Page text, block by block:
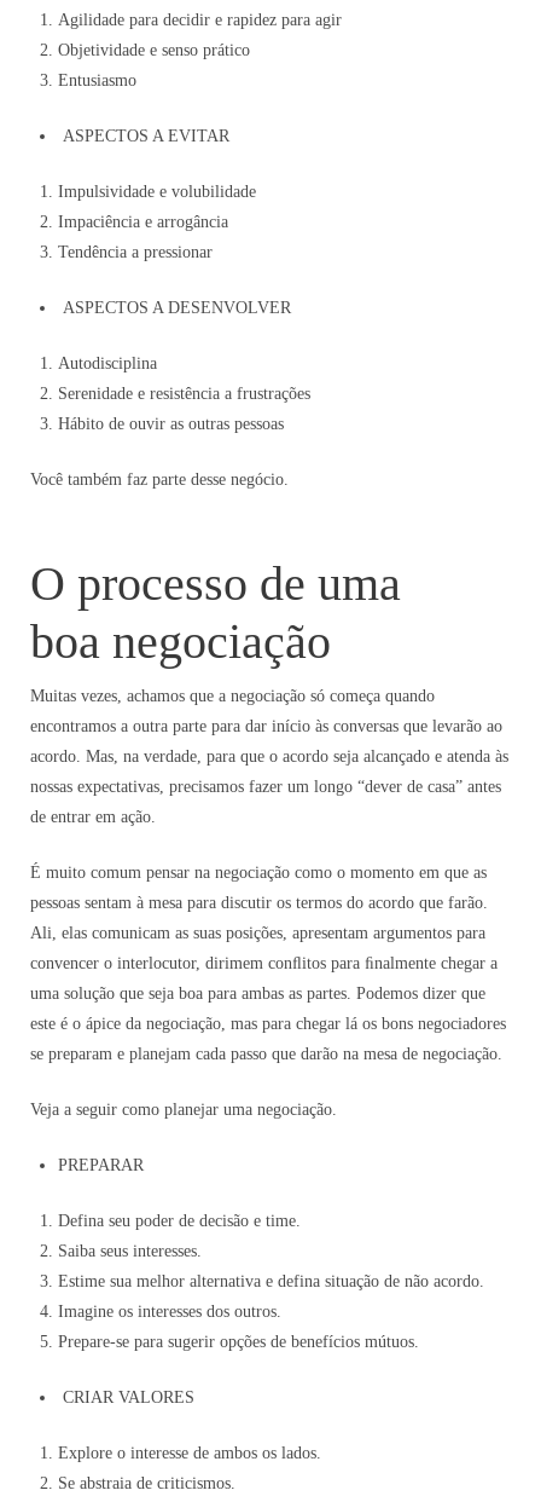
Agilidade para decidir e rapidez para agir
Objetividade e senso prático
Entusiasmo
ASPECTOS A EVITAR
Impulsividade e volubilidade
Impaciência e arrogância
Tendência a pressionar
ASPECTOS A DESENVOLVER
Autodisciplina
Serenidade e resistência a frustrações
Hábito de ouvir as outras pessoas
Você também faz parte desse negócio.
O processo de uma
boa negociação
Muitas vezes, achamos que a negociação só começa quando
encontramos a outra parte para dar início às conversas que levarão ao
acordo. Mas, na verdade, para que o acordo seja alcançado e atenda às
nossas expectativas, precisamos fazer um longo “dever de casa” antes
de entrar em ação.
É muito comum pensar na negociação como o momento em que as
pessoas sentam à mesa para discutir os termos do acordo que farão.
Ali, elas comunicam as suas posições, apresentam argumentos para
convencer o interlocutor, dirimem conﬂitos para ﬁnalmente chegar a
uma solução que seja boa para ambas as partes. Podemos dizer que
este é o ápice da negociação, mas para chegar lá os bons negociadores
se preparam e planejam cada passo que darão na mesa de negociação.
Veja a seguir como planejar uma negociação.
PREPARAR
Defina seu poder de decisão e time.
Saiba seus interesses.
Estime sua melhor alternativa e defina situação de não acordo.
Imagine os interesses dos outros.
Prepare-se para sugerir opções de benefícios mútuos.
CRIAR VALORES
Explore o interesse de ambos os lados.
Se abstraia de criticismos.